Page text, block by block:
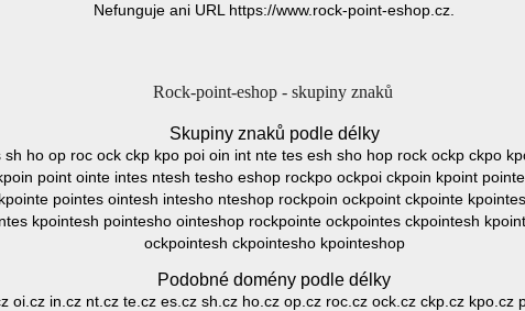
Nefunguje ani URL https://www.rock-point-eshop.cz.
Rock-point-eshop - skupiny znaků
Skupiny znaků podle délky
ho op roc ock ckp kpo poi oin int nte tes esh sho hop rock ockp ckpo
point ointe intes ntesh tesho eshop rockpo ockpoi ckpoin kpoint
pointes ointesh intesho nteshop rockpoin ockpoint ckpointe
kpointesh pointesho ointeshop rockpointe ockpointes ckpointesh
ockpointesh ckpointesho kpointeshop
Podobné domény podle délky
oi.cz in.cz nt.cz te.cz es.cz sh.cz ho.cz op.cz roc.cz ock.cz ckp.cz kpo.cz